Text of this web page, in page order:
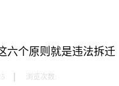
六个原则就是违法拆迁
浏览次数: